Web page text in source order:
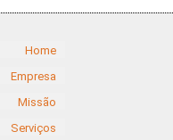
Home
Empresa
Missão
Serviços